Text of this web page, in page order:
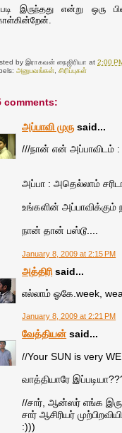
இருந்தது என்று ஒரு
byஇராகவன் நைஜிரியா at2:00
அனுபவங்கள் ,சிரிப்புகள்
comments:
அப்பாவி முரு said...
///நான் என் அப்பாவிடம் :
அப்பா : அதெல்லாம்
உங்களின்
நான் தான் பஸ்டூ....
January 8, 2009 at 2:15 PM
அத்திரிsaid...
எல்லாம் ஓகே.week,
January 8, 2009 at 2:21 PM
வேத்தியன் said...
//Your SUN is very
வாத்தியாரே
//சார், ஆன்ஸர் எங்க
சார் ஆசிரியர்
:)))